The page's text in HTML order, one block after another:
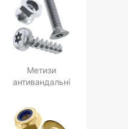
Метизи
антивандальні